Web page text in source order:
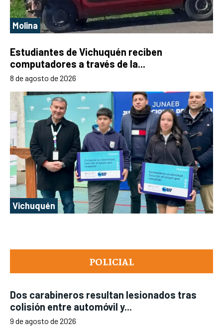
POLICIAL
Dos carabineros resultan lesionados tras
colisión entre automóvil y...
9 de agosto de 2026
Molina
Estudiantes de Vichuquén reciben
computadores a través de la...
8 de agosto de 2026
Vichuquén